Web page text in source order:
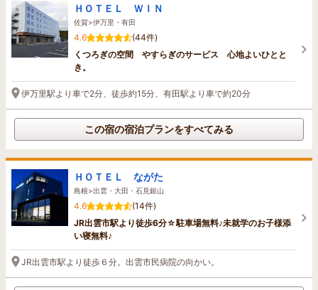
ＨＯＴＥＬ ＷＩＮ
佐賀>伊万里・有田
4.6
(44件)
くつろぎの空間 やすらぎのサービス 心地よいひとと
き。
伊万里駅より車で2分、徒歩約15分、有田駅より車で約20分
この宿の宿泊プランをすべてみる
ＨＯＴＥＬ ながた
島根>出雲・大田・石見銀山
4.6
(14件)
JR出雲市駅より徒歩6分☆駐車場無料♪未就学のお子様添
い寝無料♪
JR出雲市駅より徒歩６分。出雲市民病院の向かい。